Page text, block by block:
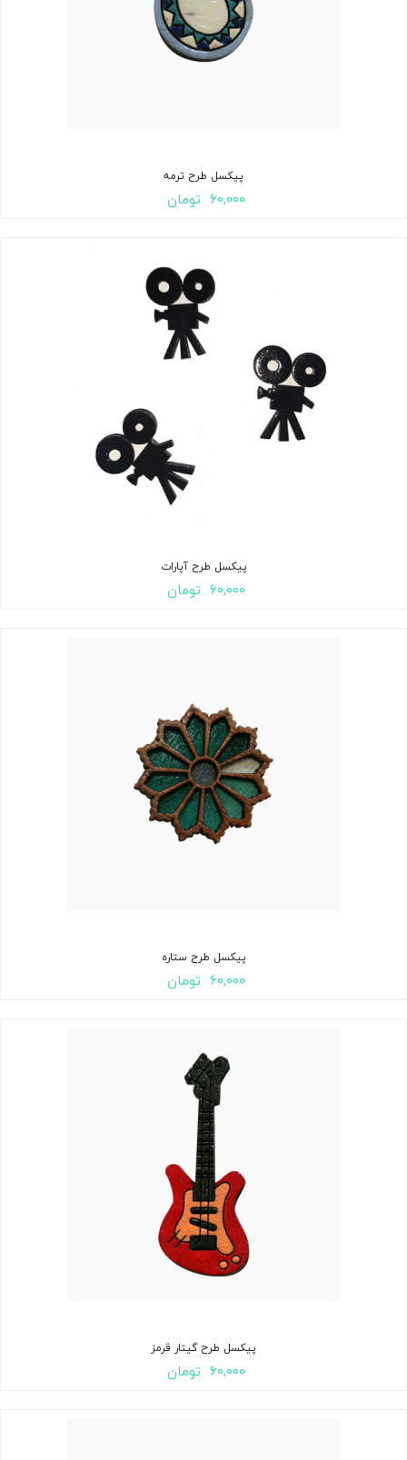
پیکسل طرح ترمه
۶۰,۰۰۰ تومان
پیکسل طرح آپارات
۶۰,۰۰۰ تومان
پیکسل طرح ستاره
۶۰,۰۰۰ تومان
پیکسل طرح گیتار قرمز
۶۰,۰۰۰ تومان